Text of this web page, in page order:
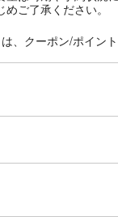
ご了承ください。
、クーポン/ポイン